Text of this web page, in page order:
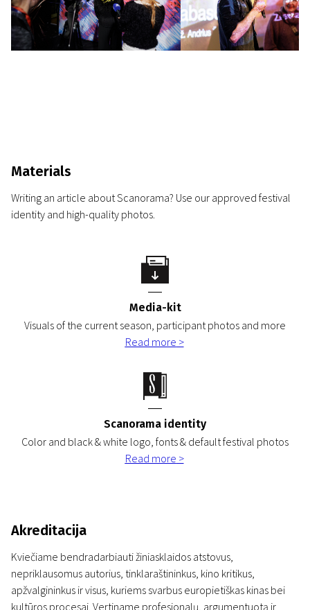
Materials
Writing an article about Scanorama? Use our approved festival
identity and high-quality photos.
Media-kit
Visuals of the current season, participant photos and more
Read more >
Scanorama identity
Color and black & white logo, fonts & default festival photos
Read more >
Akreditacija
Kviečiame bendradarbiauti žiniasklaidos atstovus,
nepriklausomus autorius, tinklaraštininkus, kino kritikus,
apžvalgininkus ir visus, kuriems svarbus europietiškas kinas bei
kultūros procesai. Vertiname profesionalų, argumentuotą ir